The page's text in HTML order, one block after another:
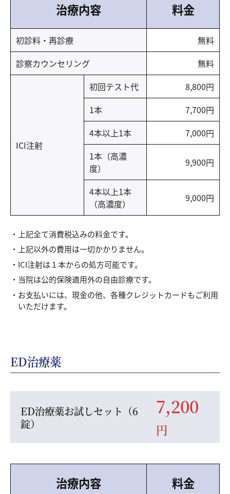
治療内容 料金
初診料・再診療
無料
診察カウンセリング
無料
ICI注射
初回テスト代
8,800円
1本
7,700円
4本以上1本
7,000円
1本（高濃
度）
9,900円
4本以上1本
（高濃度）
9,000円
上記全て消費税込みの料金です。
上記以外の費用は一切かかりません。
ICI注射は１本からの処方可能です。
当院は公的保険適用外の自由診療です。
お支払いには、現金の他、各種クレジットカードもご利用
いただけます。
ED治療薬
ED治療薬お試しセット（6
錠）
7,200
円
治療内容 料金